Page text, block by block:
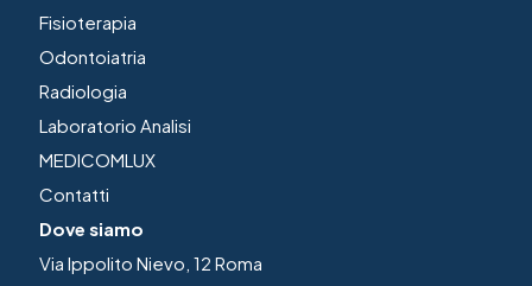
Fisioterapia
Odontoiatria
Radiologia
Laboratorio Analisi
MEDICOMLUX
Contatti
Dove siamo
Via Ippolito Nievo, 12 Roma